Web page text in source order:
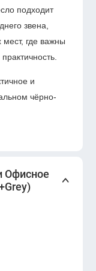
подходит
звена,
мест, где важны
и
чёрно-
Офисное